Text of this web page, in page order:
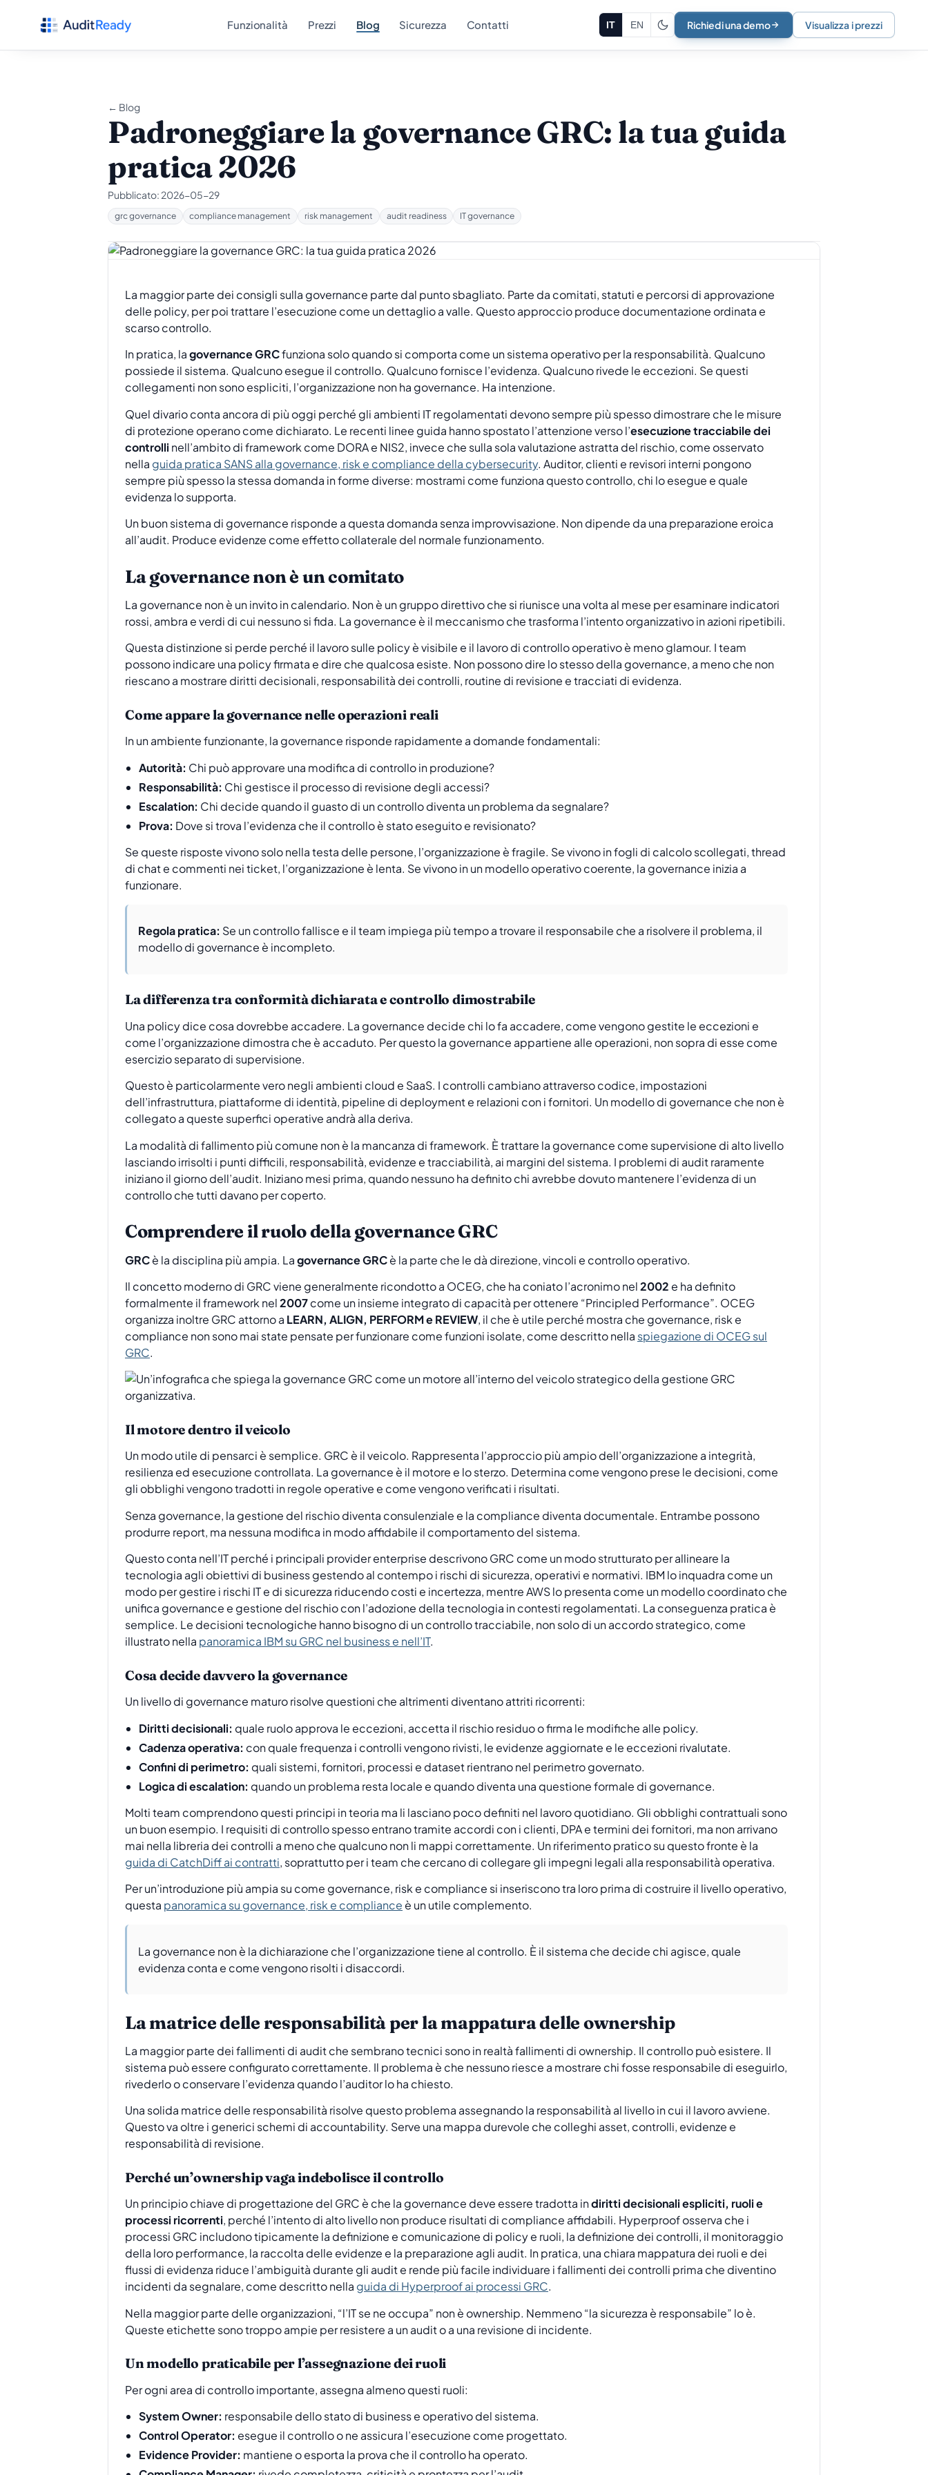
Funzionalità Prezzi Blog Sicurezza Contatti IT EN Richiedi una demo Visualizza i prezzi
← Blog
Padroneggiare la governance GRC: la tua guida
pratica 2026
Pubblicato: 2026-05-29
grc governance compliance management risk management audit readiness IT governance
La maggior parte dei consigli sulla governance parte dal punto sbagliato. Parte da comitati, statuti e percorsi di approvazione
delle policy, per poi trattare l’esecuzione come un dettaglio a valle. Questo approccio produce documentazione ordinata e
scarso controllo.
In pratica, lagovernance GRCfunziona solo quando si comporta come un sistema operativo per la responsabilità. Qualcuno
possiede il sistema. Qualcuno esegue il controllo. Qualcuno fornisce l’evidenza. Qualcuno rivede le eccezioni. Se questi
collegamenti non sono espliciti, l’organizzazione non ha governance. Ha intenzione.
Quel divario conta ancora di più oggi perché gli ambienti IT regolamentati devono sempre più spesso dimostrare che le misure
di protezione operano come dichiarato. Le recenti linee guida hanno spostato l’attenzione verso l’esecuzione tracciabile dei
controlli nell’ambito di framework come DORA e NIS2, invece che sulla sola valutazione astratta del rischio, come osservato
nella guida pratica SANS alla governance, risk e compliance della cybersecurity. Auditor, clienti e revisori interni pongono
sempre più spesso la stessa domanda in forme diverse: mostrami come funziona questo controllo, chi lo esegue e quale
evidenza lo supporta.
Un buon sistema di governance risponde a questa domanda senza improvvisazione. Non dipende da una preparazione eroica
all’audit. Produce evidenze come effetto collaterale del normale funzionamento.
La governance non è un comitato
La governance non è un invito in calendario. Non è un gruppo direttivo che si riunisce una volta al mese per esaminare indicatori
rossi, ambra e verdi di cui nessuno si fida. La governance è il meccanismo che trasforma l’intento organizzativo in azioni ripetibili.
Questa distinzione si perde perché il lavoro sulle policy è visibile e il lavoro di controllo operativo è meno glamour. I team
possono indicare una policy firmata e dire che qualcosa esiste. Non possono dire lo stesso della governance, a meno che non
riescano a mostrare diritti decisionali, responsabilità dei controlli, routine di revisione e tracciati di evidenza.
Come appare la governance nelle operazioni reali
In un ambiente funzionante, la governance risponde rapidamente a domande fondamentali:
Autorità: Chi può approvare una modifica di controllo in produzione?
Responsabilità: Chi gestisce il processo di revisione degli accessi?
Escalation: Chi decide quando il guasto di un controllo diventa un problema da segnalare?
Prova: Dove si trova l’evidenza che il controllo è stato eseguito e revisionato?
Se queste risposte vivono solo nella testa delle persone, l’organizzazione è fragile. Se vivono in fogli di calcolo scollegati, thread
di chat e commenti nei ticket, l’organizzazione è lenta. Se vivono in un modello operativo coerente, la governance inizia a
funzionare.
Regola pratica: Se un controllo fallisce e il team impiega più tempo a trovare il responsabile che a risolvere il problema, il
modello di governance è incompleto.
La differenza tra conformità dichiarata e controllo dimostrabile
Una policy dice cosa dovrebbe accadere. La governance decide chi lo fa accadere, come vengono gestite le eccezioni e
come l’organizzazione dimostra che è accaduto. Per questo la governance appartiene alle operazioni, non sopra di esse come
esercizio separato di supervisione.
Questo è particolarmente vero negli ambienti cloud e SaaS. I controlli cambiano attraverso codice, impostazioni
dell’infrastruttura, piattaforme di identità, pipeline di deployment e relazioni con i fornitori. Un modello di governance che non è
collegato a queste superfici operative andrà alla deriva.
La modalità di fallimento più comune non è la mancanza di framework. È trattare la governance come supervisione di alto livello
lasciando irrisolti i punti difficili, responsabilità, evidenze e tracciabilità, ai margini del sistema. I problemi di audit raramente
iniziano il giorno dell’audit. Iniziano mesi prima, quando nessuno ha definito chi avrebbe dovuto mantenere l’evidenza di un
controllo che tutti davano per coperto.
Comprendere il ruolo della governance GRC
GRCè la disciplina più ampia. Lagovernance GRCè la parte che le dà direzione, vincoli e controllo operativo.
Il concetto moderno di GRC viene generalmente ricondotto a OCEG, che ha coniato l’acronimo nel2002 e ha definito
formalmente il framework nel2007come un insieme integrato di capacità per ottenere “Principled Performance”. OCEG
organizza inoltre GRC attorno a LEARN, ALIGN, PERFORM e REVIEW, il che è utile perché mostra che governance, risk e
compliance non sono mai state pensate per funzionare come funzioni isolate, come descritto nella spiegazione di OCEG sul
GRC.
Il motore dentro il veicolo
Un modo utile di pensarci è semplice. GRC è il veicolo. Rappresenta l’approccio più ampio dell’organizzazione a integrità,
resilienza ed esecuzione controllata. La governance è il motore e lo sterzo. Determina come vengono prese le decisioni, come
gli obblighi vengono tradotti in regole operative e come vengono verificati i risultati.
Senza governance, la gestione del rischio diventa consulenziale e la compliance diventa documentale. Entrambe possono
produrre report, ma nessuna modifica in modo affidabile il comportamento del sistema.
Questo conta nell’IT perché i principali provider enterprise descrivono GRC come un modo strutturato per allineare la
tecnologia agli obiettivi di business gestendo al contempo i rischi di sicurezza, operativi e normativi. IBM lo inquadra come un
modo per gestire i rischi IT e di sicurezza riducendo costi e incertezza, mentre AWS lo presenta come un modello coordinato che
unifica governance e gestione del rischio con l’adozione della tecnologia in contesti regolamentati. La conseguenza pratica è
semplice. Le decisioni tecnologiche hanno bisogno di un controllo tracciabile, non solo di un accordo strategico, come
illustrato nella panoramica IBM su GRC nel business e nell’IT.
Cosa decide davvero la governance
Un livello di governance maturo risolve questioni che altrimenti diventano attriti ricorrenti:
Diritti decisionali: quale ruolo approva le eccezioni, accetta il rischio residuo o firma le modifiche alle policy.
Cadenza operativa: con quale frequenza i controlli vengono rivisti, le evidenze aggiornate e le eccezioni rivalutate.
Confini di perimetro: quali sistemi, fornitori, processi e dataset rientrano nel perimetro governato.
Logica di escalation: quando un problema resta locale e quando diventa una questione formale di governance.
Molti team comprendono questi principi in teoria ma li lasciano poco definiti nel lavoro quotidiano. Gli obblighi contrattuali sono
un buon esempio. I requisiti di controllo spesso entrano tramite accordi con i clienti, DPA e termini dei fornitori, ma non arrivano
mai nella libreria dei controlli a meno che qualcuno non li mappi correttamente. Un riferimento pratico su questo fronte è la
guida di CatchDiff ai contratti, soprattutto per i team che cercano di collegare gli impegni legali alla responsabilità operativa.
Per un’introduzione più ampia su come governance, risk e compliance si inseriscono tra loro prima di costruire il livello operativo,
questa panoramica su governance, risk e compliance è un utile complemento.
La governance non è la dichiarazione che l’organizzazione tiene al controllo. È il sistema che decide chi agisce, quale
evidenza conta e come vengono risolti i disaccordi.
La matrice delle responsabilità per la mappatura delle ownership
La maggior parte dei fallimenti di audit che sembrano tecnici sono in realtà fallimenti di ownership. Il controllo può esistere. Il
sistema può essere configurato correttamente. Il problema è che nessuno riesce a mostrare chi fosse responsabile di eseguirlo,
rivederlo o conservare l’evidenza quando l’auditor lo ha chiesto.
Una solida matrice delle responsabilità risolve questo problema assegnando la responsabilità al livello in cui il lavoro avviene.
Questo va oltre i generici schemi di accountability. Serve una mappa durevole che colleghi asset, controlli, evidenze e
responsabilità di revisione.
Perché un’ownership vaga indebolisce il controllo
Un principio chiave di progettazione del GRC è che la governance deve essere tradotta indiritti decisionali espliciti, ruoli e
processi ricorrenti, perché l’intento di alto livello non produce risultati di compliance affidabili. Hyperproof osserva che i
processi GRC includono tipicamente la definizione e comunicazione di policy e ruoli, la definizione dei controlli, il monitoraggio
della loro performance, la raccolta delle evidenze e la preparazione agli audit. In pratica, una chiara mappatura dei ruoli e dei
flussi di evidenza riduce l’ambiguità durante gli audit e rende più facile individuare i fallimenti dei controlli prima che diventino
incidenti da segnalare, come descritto nella guida di Hyperproof ai processi GRC.
Nella maggior parte delle organizzazioni, “l’IT se ne occupa” non è ownership. Nemmeno “la sicurezza è responsabile” lo è.
Queste etichette sono troppo ampie per resistere a un audit o a una revisione di incidente.
Un modello praticabile per l’assegnazione dei ruoli
Per ogni area di controllo importante, assegna almeno questi ruoli:
System Owner: responsabile dello stato di business e operativo del sistema.
Control Operator: esegue il controllo o ne assicura l’esecuzione come progettato.
Evidence Provider: mantiene o esporta la prova che il controllo ha operato.